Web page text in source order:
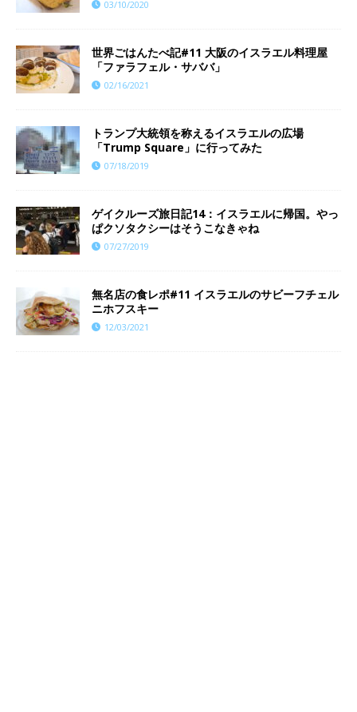
03/10/2020
世界ごはんたべ記#11 大阪のイスラエル料理屋
「ファラフェル・サババ」
02/16/2021
トランプ大統領を称えるイスラエルの広場
「Trump Square」に行ってみた
07/18/2019
ゲイクルーズ旅日記14：イスラエルに帰国。やっ
ぱクソタクシーはそうこなきゃね
07/27/2019
無名店の食レポ#11 イスラエルのサビーフチェル
ニホフスキー
12/03/2021